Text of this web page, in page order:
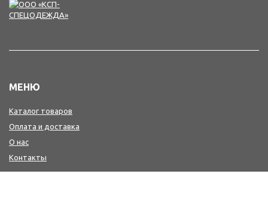
МЕНЮ
Каталог товаров
Оплата и доставка
О нас
Контакты